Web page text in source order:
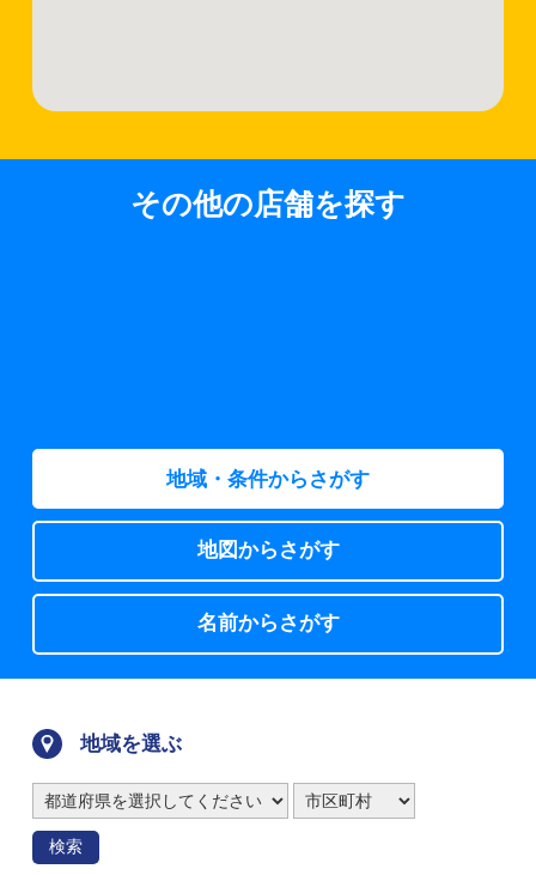
その他の店舗を探す
地域・条件からさがす
地図からさがす
名前からさがす
地域を選ぶ
検索